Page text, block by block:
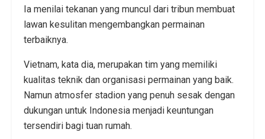
Ia menilai tekanan yang muncul dari tribun membuat
lawan kesulitan mengembangkan permainan
terbaiknya.
Vietnam, kata dia, merupakan tim yang memiliki
kualitas teknik dan organisasi permainan yang baik.
Namun atmosfer stadion yang penuh sesak dengan
dukungan untuk Indonesia menjadi keuntungan
tersendiri bagi tuan rumah.